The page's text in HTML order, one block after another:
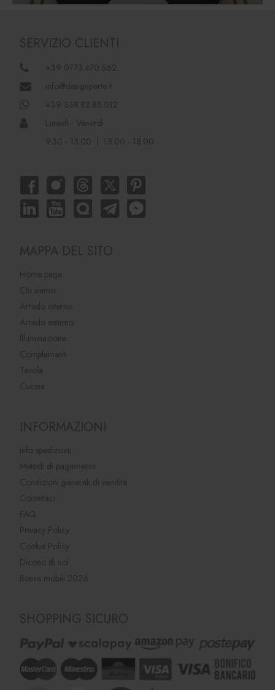
SERVIZIO CLIENTI
+39 0773.470.562
info@designperte.it
+39 338.82.85.012
Lunedì - Venerdì
9.30 - 13.00 | 15.00 - 18.00
MAPPA DEL SITO
Home page
Chi siamo
Arredo interno
Arredo esterno
Illuminazione
Complementi
Tavola
Cucina
INFORMAZIONI
Info spedizioni
Metodi di pagamento
Condizioni generali di vendita
Contattaci
FAQ
Privacy Policy
Cookie Policy
Dicono di noi
Bonus mobili 2026
SHOPPING SICURO